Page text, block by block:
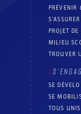
PRÉVENIR
S’ASSURER
PROJET
MILIEU
TROUVER
SE
SE
TOUS